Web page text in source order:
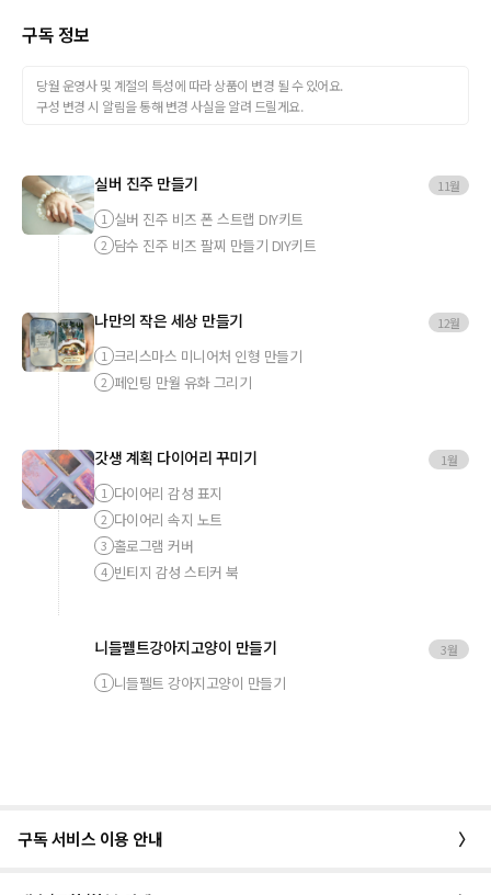
구독 정보
당월 운영사 및 계절의 특성에 따라 상품이 변경 될 수 있어요.
구성 변경 시 알림을 통해 변경 사실을 알려 드릴게요.
실버 진주 만들기
1 실버 진주 비즈 폰 스트랩 DIY키트
2 담수 진주 비즈 팔찌 만들기 DIY키트
11월
나만의 작은 세상 만들기
1 크리스마스 미니어처 인형 만들기
2 페인팅 만월 유화 그리기
12월
갓생 계획 다이어리 꾸미기
1 다이어리 감성 표지
2 다이어리 속지 노트
3 홀로그램 커버
4 빈티지 감성 스티커 북
1월
니들펠트강아지고양이 만들기
1 니들펠트 강아지고양이 만들기
3월
구독 서비스 이용 안내 〉